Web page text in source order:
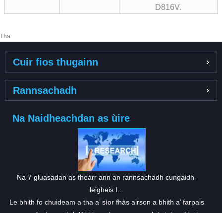
D816V.
Tha
Cuir fios thugainn
Rannsachadh
Na Naidheachdan as ùire
Na 7 gluasadan as fheàrr ann an rannsachadh cungaidh-
leigheis I...
Le bhith fo chuideam a tha a’ sìor fhàs airson a bhith a’ farpais